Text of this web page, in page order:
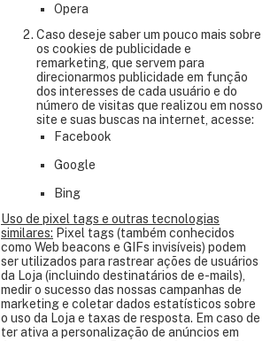
Opera
Caso deseje saber um pouco mais sobre
os cookies de publicidade e
remarketing, que servem para
direcionarmos publicidade em função
dos interesses de cada usuário e do
número de visitas que realizou em nosso
site e suas buscas na internet, acesse:
Facebook
Google
Bing
Uso de pixel tags e outras tecnologias
similares: Pixel tags (também conhecidos
como Web beacons e GIFs invisíveis) podem
ser utilizados para rastrear ações de usuários
da Loja (incluindo destinatários de e-mails),
medir o sucesso das nossas campanhas de
marketing e coletar dados estatísticos sobre
o uso da Loja e taxas de resposta. Em caso de
ter ativa a personalização de anúncios em